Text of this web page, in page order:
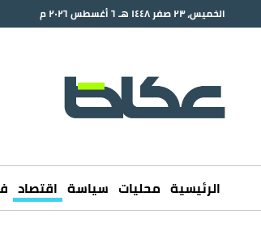
الخميس، ٢٣ صفر ١٤٤٨ هـ ٦ أغسطس ٢٠٢٦ م
الرئيسية محليات سياسة اقتصاد